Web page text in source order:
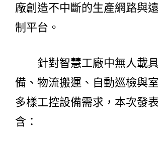
廠創造不中斷的生產網路與
制平台。
針對智慧工廠中無人載具
備、物流搬運、自動巡檢與
多樣工控設備需求，本次發
含：